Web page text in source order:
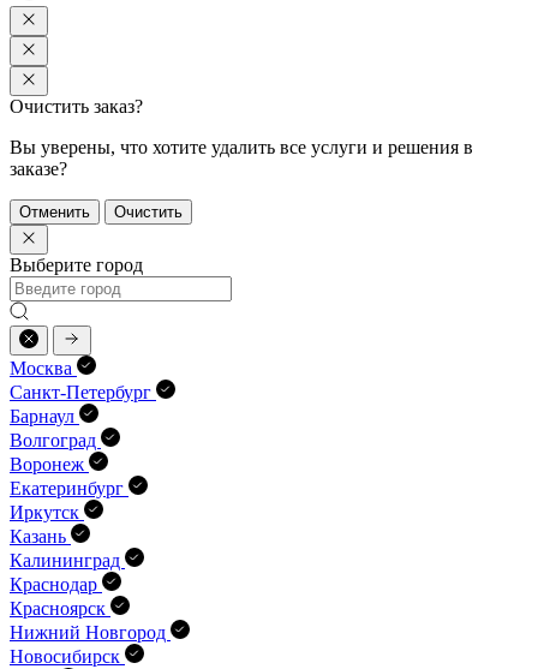
Очистить заказ?
Вы уверены, что хотите удалить все услуги и решения в
заказе?
Отменить Очистить
Выберите город
Москва
Санкт-Петербург
Барнаул
Волгоград
Воронеж
Екатеринбург
Иркутск
Казань
Калининград
Краснодар
Красноярск
Нижний Новгород
Новосибирск